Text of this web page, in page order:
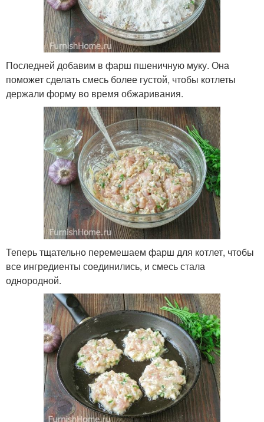
Последней добавим в фарш пшеничную муку. Она
поможет сделать смесь более густой, чтобы котлеты
держали форму во время обжаривания.
Теперь тщательно перемешаем фарш для котлет, чтобы
все ингредиенты соединились, и смесь стала
однородной.